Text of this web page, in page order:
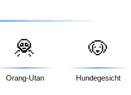
🦧
Orang-Utan
🐶
Hundegesicht